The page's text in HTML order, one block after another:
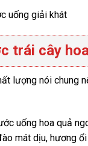
uống giải khát
trái cây
lượng nói chung
uống hoa quả
mát dịu, hương